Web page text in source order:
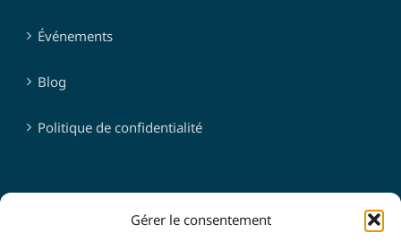
Gérer le consentement
Événements
Blog
Politique de confidentialité